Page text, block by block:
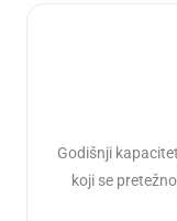
Godišnji
koji se